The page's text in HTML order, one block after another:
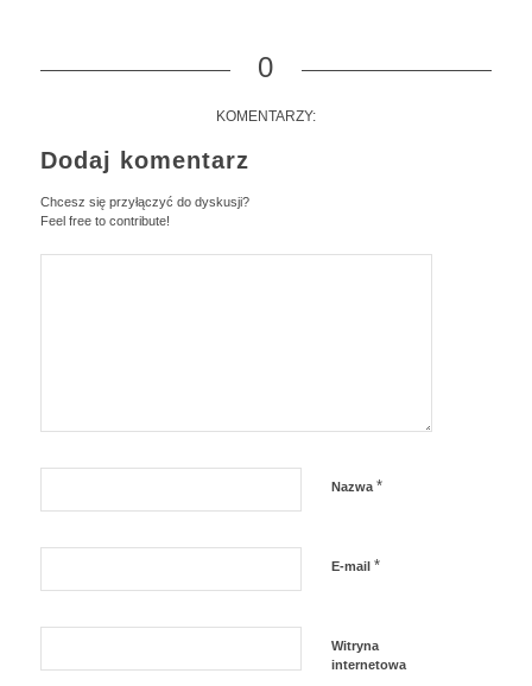
0
KOMENTARZY:
Dodaj komentarz
Chcesz się przyłączyć do dyskusji?
Feel free to contribute!
Nazwa *
E-mail *
Witryna
internetowa